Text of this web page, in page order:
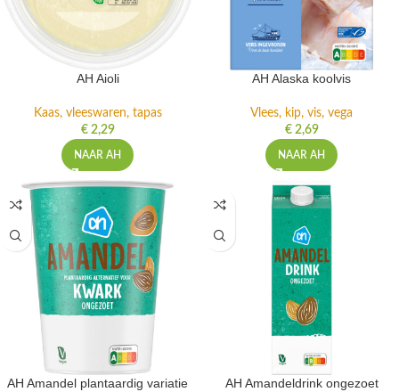
AH Aioli
Kaas, vleeswaren, tapas
€2,29
NAAR AH
AH Alaska koolvis
Vlees, kip, vis, vega
€2,69
NAAR AH
AH Amandel plantaardig variatie
AH Amandeldrink ongezoet